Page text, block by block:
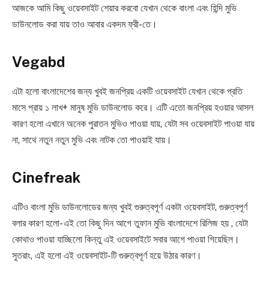
আজকে আমি কিছু ওয়েবসাইট শেয়ার করবো যেখান থেকে বাংলা এবং হিন্দি মুভি
ডাউনলোড করা যায় তাও আবার একদম ফ্রী-তে।
Vegabd
এটা হলো বাংলাদেশের জন্য খুবই জনপ্রিয় একটি ওয়েবসাইট যেখান থেকে প্রতি
মাসে প্রায় ১ লাখ+ মানুষ মুভি ডাউনলোড করে। এটি এতো জনপ্রিয় হওয়ার আসল
কারণ হলো এখানে অনেক পুরাতন মুভিও পাওয়া যায়, যেটা সব ওয়েবসাইট পাওয়া যায়
না, সাথে নতুন নতুন মুভি এবং নাটক তো পাওয়াই যায়।
Cinefreak
এটিও বাংলা মুভি ডাউনলোডের জন্য খুবই গুরুত্বপূর্ণ একটা ওয়েবসাইট, গুরুত্বপূর্ণ
বলার কারণ হলো- এই তো কিছু দিন আগে তুফান মুভি বাংলাদেশে রিলিজ হয় , যেটা
কোথাও পাওয়া যাচ্ছিলো কিন্তু এই ওয়েবসাইটে সবার আগে পাওয়া গিয়েছিল।
সুতরাং, এই হলো এই ওয়েবসাইট-টি গুরুত্বপূর্ণ হয়ে উঠার কারণ।